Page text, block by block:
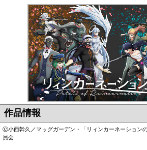
作品情報
Ⓒ小西幹久／マッグガーデン・「リィンカーネーション
員会